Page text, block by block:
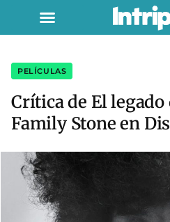
PELÍCULAS
Crítica de El legado
Family Stone en